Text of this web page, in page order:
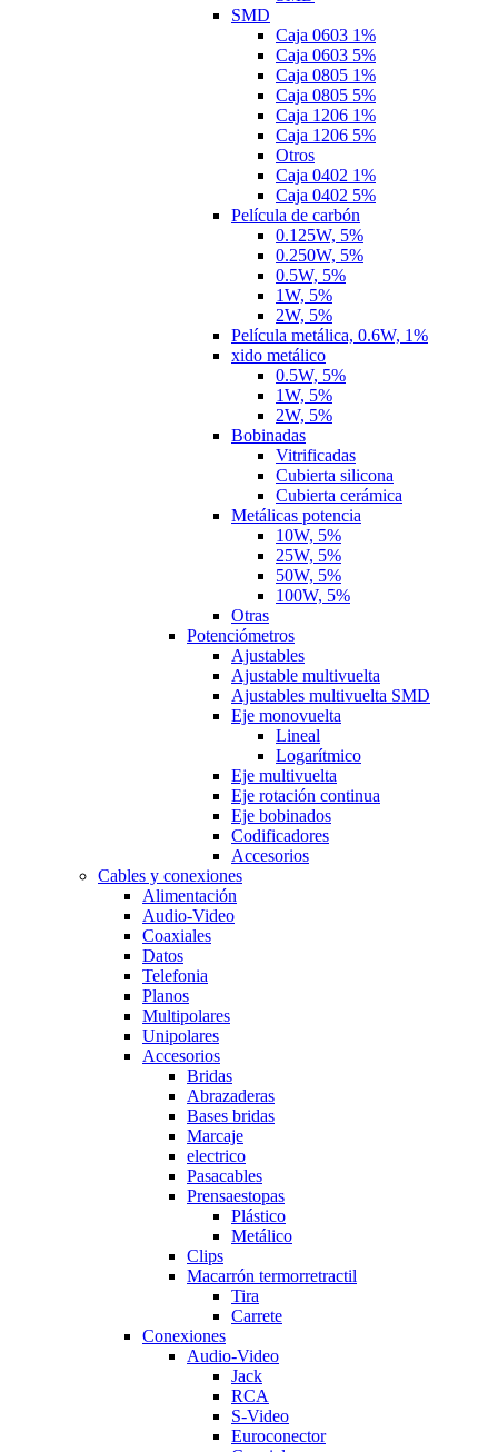
SMD
Caja 0603 1%
Caja 0603 5%
Caja 0805 1%
Caja 0805 5%
Caja 1206 1%
Caja 1206 5%
Otros
Caja 0402 1%
Caja 0402 5%
Película de carbón
0.125W, 5%
0.250W, 5%
0.5W, 5%
1W, 5%
2W, 5%
Película metálica, 0.6W, 1%
xido metálico
0.5W, 5%
1W, 5%
2W, 5%
Bobinadas
Vitrificadas
Cubierta silicona
Cubierta cerámica
Metálicas potencia
10W, 5%
25W, 5%
50W, 5%
100W, 5%
Otras
Potenciómetros
Ajustables
Ajustable multivuelta
Ajustables multivuelta SMD
Eje monovuelta
Lineal
Logarítmico
Eje multivuelta
Eje rotación continua
Eje bobinados
Codificadores
Accesorios
Cables y conexiones
Alimentación
Audio-Video
Coaxiales
Datos
Telefonia
Planos
Multipolares
Unipolares
Accesorios
Bridas
Abrazaderas
Bases bridas
Marcaje
electrico
Pasacables
Prensaestopas
Plástico
Metálico
Clips
Macarrón termorretractil
Tira
Carrete
Conexiones
Audio-Video
Jack
RCA
S-Video
Euroconector